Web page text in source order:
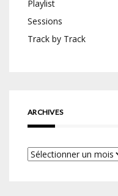
Playlist
Sessions
Track by Track
ARCHIVES
Archives